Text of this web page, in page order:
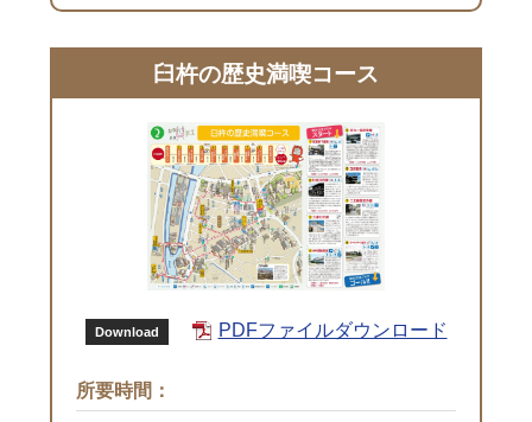
臼杵の歴史満喫コース
Download PDFファイルダウンロード
所要時間：